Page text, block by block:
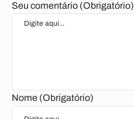
Seu comentário (Obrigatório)
Nome (Obrigatório)